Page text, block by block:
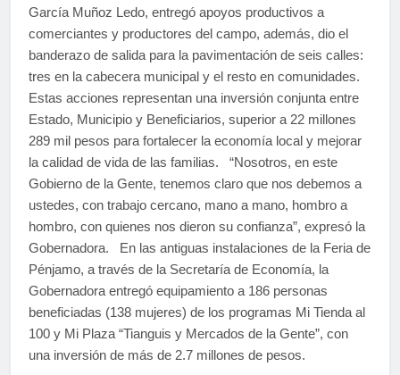
García Muñoz Ledo, entregó apoyos productivos a
comerciantes y productores del campo, además, dio el
banderazo de salida para la pavimentación de seis calles:
tres en la cabecera municipal y el resto en comunidades.
Estas acciones representan una inversión conjunta entre
Estado, Municipio y Beneficiarios, superior a 22 millones
289 mil pesos para fortalecer la economía local y mejorar
la calidad de vida de las familias. “Nosotros, en este
Gobierno de la Gente, tenemos claro que nos debemos a
ustedes, con trabajo cercano, mano a mano, hombro a
hombro, con quienes nos dieron su confianza”, expresó la
Gobernadora. En las antiguas instalaciones de la Feria de
Pénjamo, a través de la Secretaría de Economía, la
Gobernadora entregó equipamiento a 186 personas
beneficiadas (138 mujeres) de los programas Mi Tienda al
100 y Mi Plaza “Tianguis y Mercados de la Gente”, con
una inversión de más de 2.7 millones de pesos.